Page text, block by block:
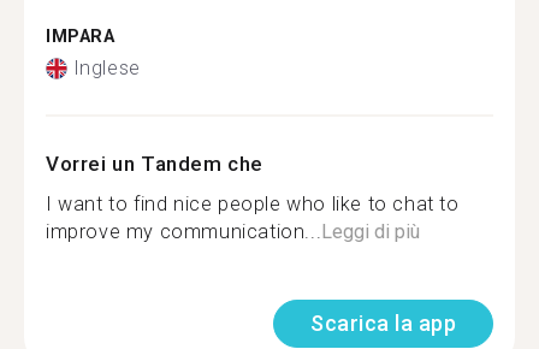
IMPARA
Inglese
Vorrei un Tandem che
I want to find nice people who like to chat to
improve my communication...Leggi di più
Scarica la app